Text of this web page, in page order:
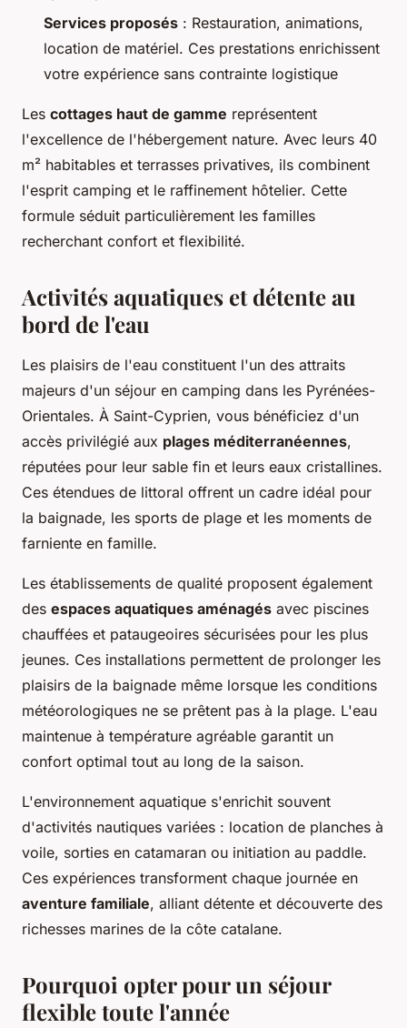
Services proposés : Restauration, animations,
location de matériel. Ces prestations enrichissent
votre expérience sans contrainte logistique
Les cottages haut de gamme représentent
l'excellence de l'hébergement nature. Avec leurs 40
m² habitables et terrasses privatives, ils combinent
l'esprit camping et le raffinement hôtelier. Cette
formule séduit particulièrement les familles
recherchant confort et flexibilité.
Activités aquatiques et détente au
bord de l'eau
Les plaisirs de l'eau constituent l'un des attraits
majeurs d'un séjour en camping dans les Pyrénées-
Orientales. À Saint-Cyprien, vous bénéficiez d'un
accès privilégié aux plages méditerranéennes,
réputées pour leur sable fin et leurs eaux cristallines.
Ces étendues de littoral offrent un cadre idéal pour
la baignade, les sports de plage et les moments de
farniente en famille.
Les établissements de qualité proposent également
des espaces aquatiques aménagés avec piscines
chauffées et pataugeoires sécurisées pour les plus
jeunes. Ces installations permettent de prolonger les
plaisirs de la baignade même lorsque les conditions
météorologiques ne se prêtent pas à la plage. L'eau
maintenue à température agréable garantit un
confort optimal tout au long de la saison.
L'environnement aquatique s'enrichit souvent
d'activités nautiques variées : location de planches à
voile, sorties en catamaran ou initiation au paddle.
Ces expériences transforment chaque journée en
aventure familiale, alliant détente et découverte des
richesses marines de la côte catalane.
Pourquoi opter pour un séjour
flexible toute l'année